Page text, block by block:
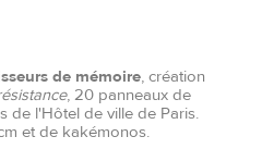
de mémoire, création
, 20 panneaux de
de l'Hôtel de ville de Paris.
et de kakémonos.